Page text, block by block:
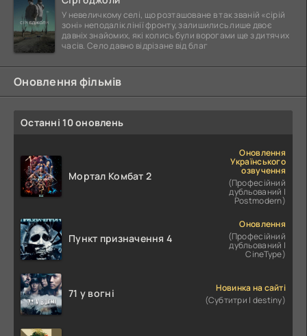
У невеличкому селі, що розташоване в так званій «сірій
зоні» неподалік лінії фронту, залишились лише двоє
давніх знайомих, які колись були ворогами ще з дитячих
часів. Село давно відрізане від благ
Оновлення фільмів
Останні 10 оновлень
Мортал Комбат 2
Оновлення
Українського
озвучення
(Професійний
дубльований |
Postmodern)
Пункт призначення 4
Оновлення
(Професійний
дубльований |
CineType)
71 у вогні
Новинка на сайті
(Субтитри | destiny)